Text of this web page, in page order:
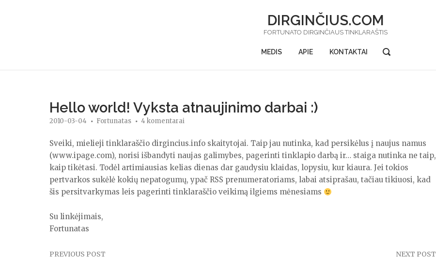
DIRGINČIUS.COM
FORTUNATO DIRGINČIAUS TINKLARAŠTIS
MEDIS APIE KONTAKTAI
OPEN
BAR
Hello world! Vyksta atnaujinimo darbai :)
2010-03-04 Fortunatas 4 komentarai
Sveiki, mielieji tinklaraščio dirgincius.info skaitytojai. Taip jau nutinka, kad persikėlus į naujus namus
(www.ipage.com), norisi išbandyti naujas galimybes, pagerinti tinklapio darbą ir… staiga nutinka ne taip,
kaip tikėtasi. Todėl artimiausias kelias dienas dar gaudysiu klaidas, lopysiu, kur kiaura. Jei tokios
pertvarkos sukėlė kokių nepatogumų, ypač RSS prenumeratoriams, labai atsiprašau, tačiau tikiuosi, kad
šis persitvarkymas leis pagerinti tinklaraščio veikimą ilgiems mėnesiams
Su linkėjimais,
Fortunatas
PREVIOUS POST NEXT POST